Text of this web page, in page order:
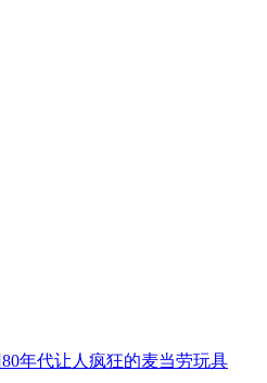
年代让人疯狂的麦当劳玩具